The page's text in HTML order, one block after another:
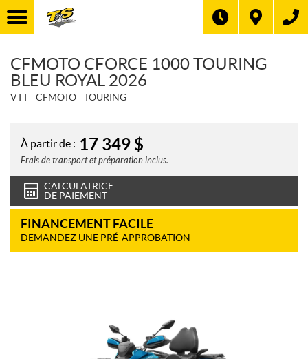
CFMOTO CFORCE 1000 TOURING
BLEU ROYAL 2026
VTT CFMOTO TOURING
À partir de : 17 349 $
Frais de transport et préparation inclus.
CALCULATRICE
DE PAIEMENT
FINANCEMENT FACILE
DEMANDEZ UNE PRÉ-APPROBATION